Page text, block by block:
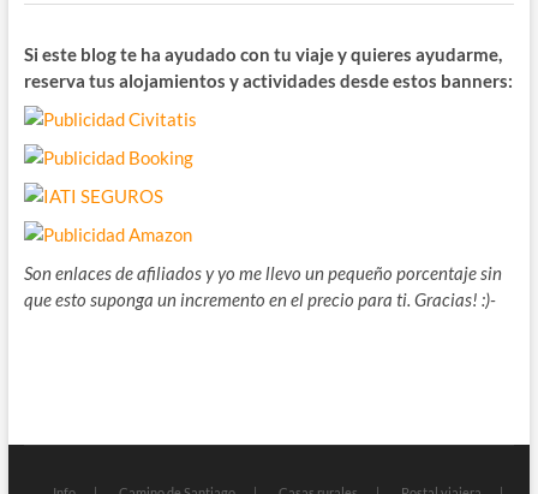
Si este blog te ha ayudado con tu viaje y quieres ayudarme,
reserva tus alojamientos y actividades desde estos banners:
Son enlaces de afiliados y yo me llevo un pequeño porcentaje sin
que esto suponga un incremento en el precio para ti. Gracias! :)-